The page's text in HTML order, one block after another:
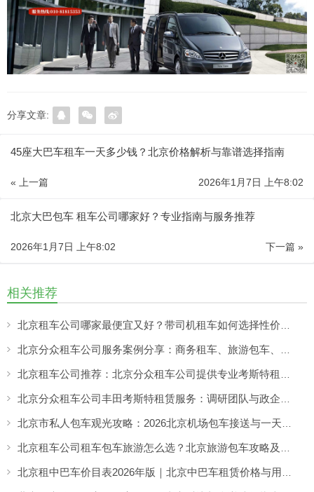
分享文章:
45座大巴车租车一天多少钱？北京价格解析与靠谱选择指南
« 上一篇 2026年1月7日 上午8:02
北京大巴包车 租车公司哪家好？专业指南与服务推荐
下一篇 »
2026年1月7日 上午8:02
相关推荐